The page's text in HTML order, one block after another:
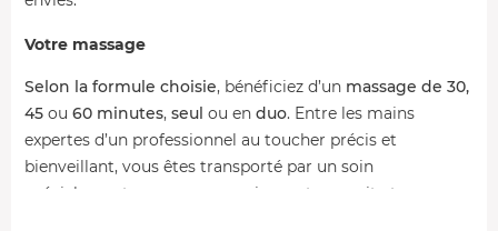
Votre massage
Selon la formule choisie, bénéficiez d’un massage de 30,
45 ou 60 minutes, seul ou en duo. Entre les mains
expertes d’un professionnel au toucher précis et
bienveillant, vous êtes transporté par un soin
spécialement conçu pour apaiser votre esprit et